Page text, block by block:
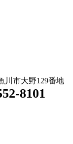
川市大野129番地
8101